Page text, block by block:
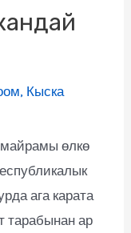
, Кыска
өлкө
ага карата
тарабынан ар